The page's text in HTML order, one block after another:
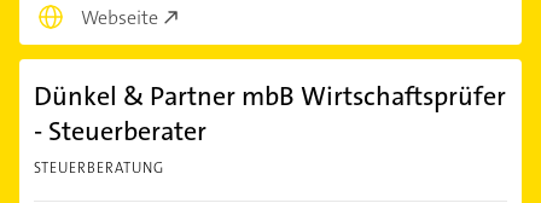
Webseite
Dünkel & Partner mbB Wirtschaftsprüfer
- Steuerberater
STEUERBERATUNG